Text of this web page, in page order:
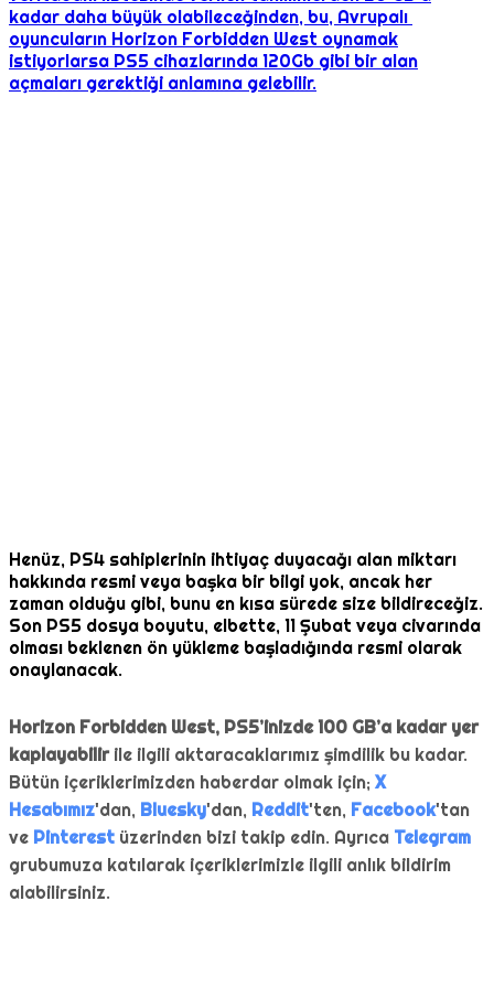
Henüz, PS4 sahiplerinin ihtiyaç duyacağı alan miktarı
hakkında resmi veya başka bir bilgi yok, ancak her
zaman olduğu gibi, bunu en kısa sürede size bildireceğiz.
Son PS5 dosya boyutu, elbette, 11 Şubat veya civarında
olması beklenen ön yükleme başladığında resmi olarak
onaylanacak.
Horizon Forbidden West, PS5’inizde 100 GB’a kadar yer
kaplayabilirile ilgili aktaracaklarımız şimdilik bu kadar.
Bütün içeriklerimizden haberdar olmak için; X
Hesabımız'dan, Bluesky'dan, Reddit'ten, Facebook'tan
ve Pinterest üzerinden bizi takip edin. Ayrıca Telegram
grubumuza katılarak içeriklerimizle ilgili anlık bildirim
alabilirsiniz.